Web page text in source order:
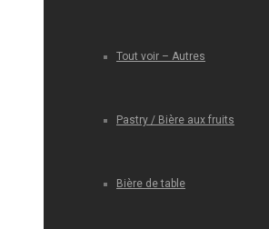
Tout voir – Autres
Pastry / Bière aux fruits
Bière de table